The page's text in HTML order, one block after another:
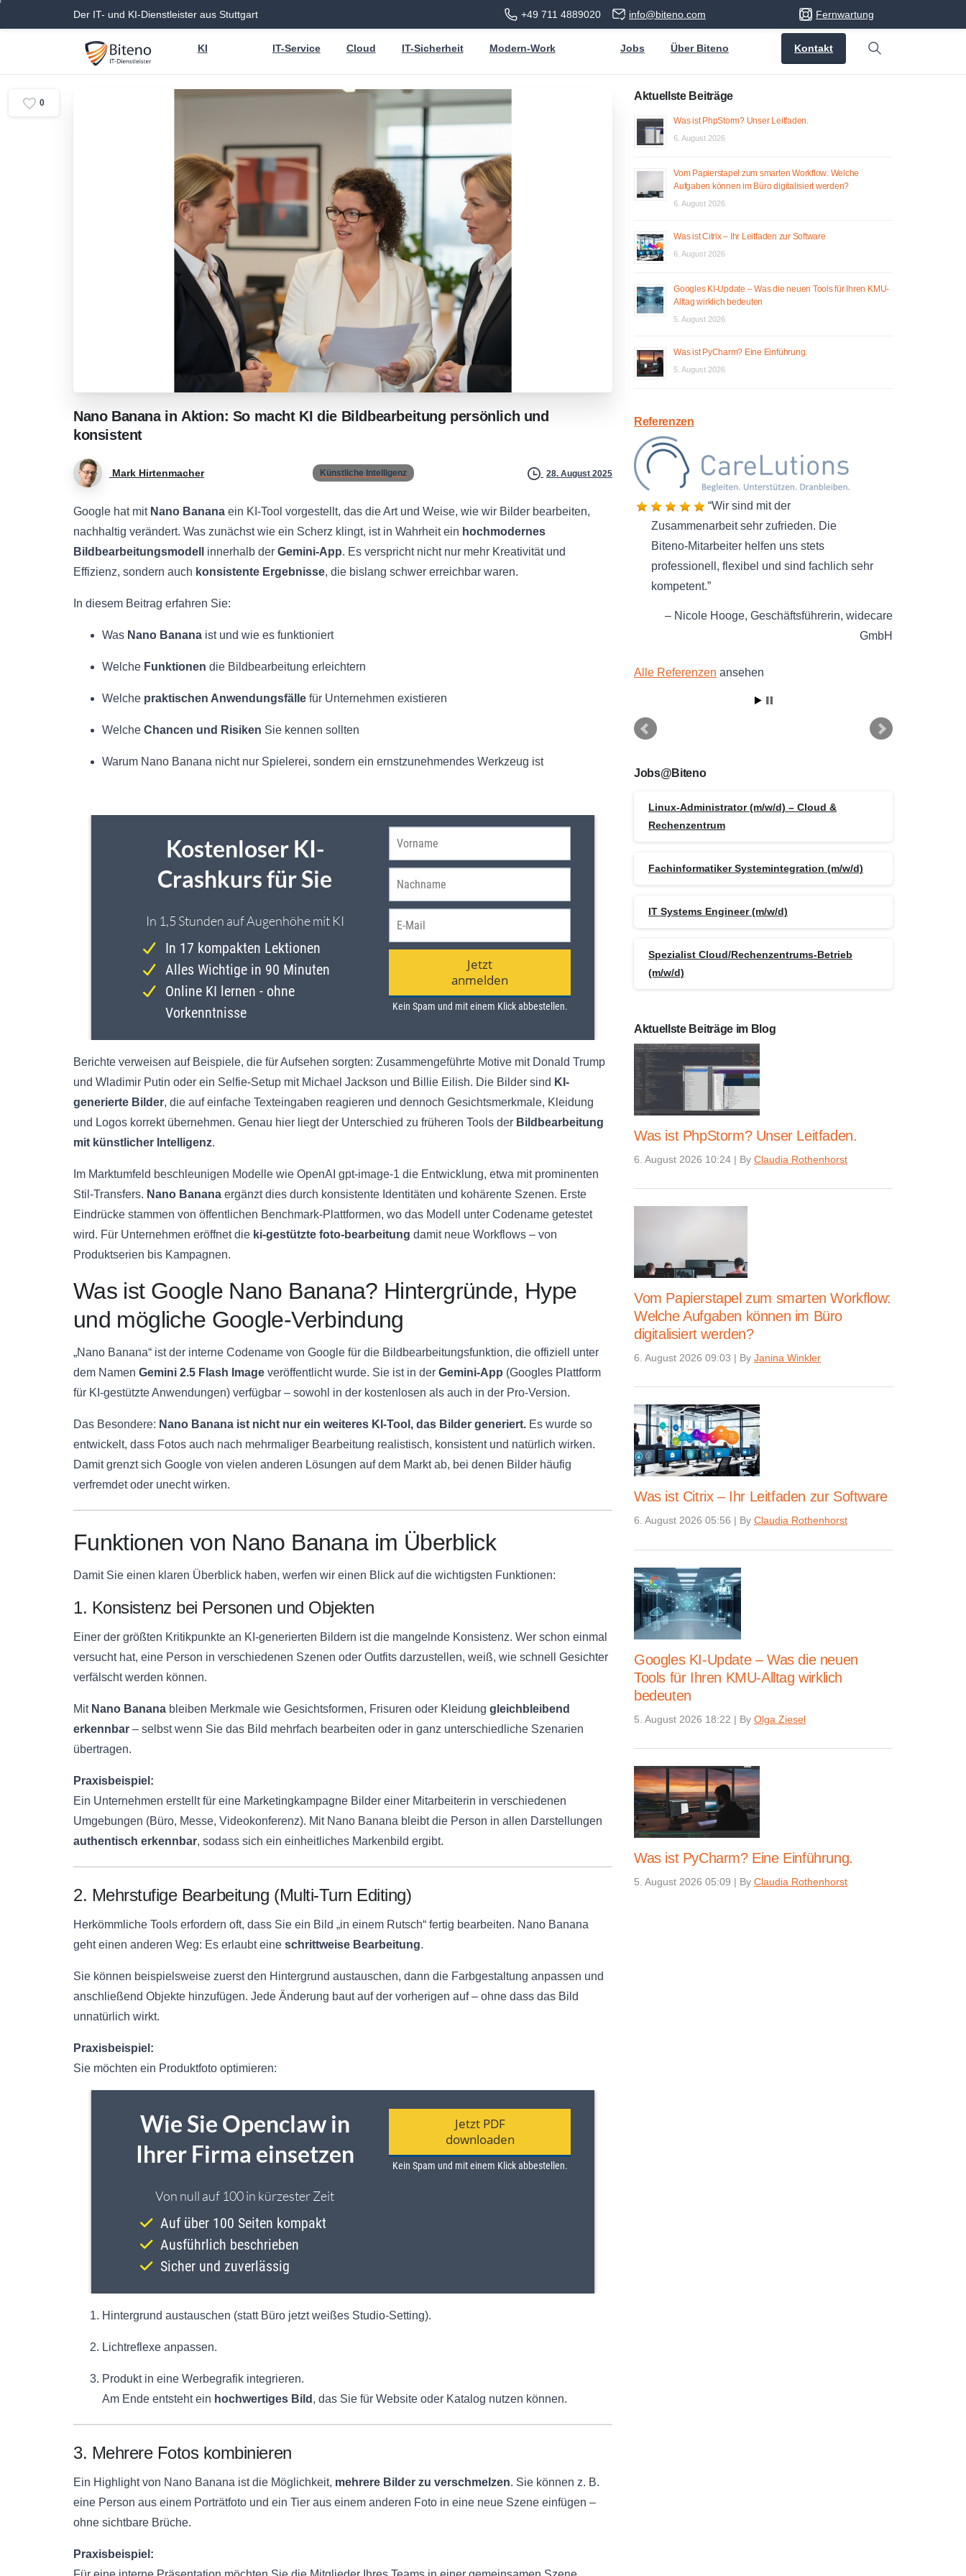
Der IT- und KI-Dienstleister aus Stuttgart +49 711 4889020 info@biteno.com Fernwartung
KI IT-Service Cloud IT-Sicherheit Modern-Work Jobs Über Biteno Kontakt
Search
Nano Banana in Aktion: So macht KI die Bildbearbeitung persönlich und
konsistent
Mark Hirtenmacher Künstliche Intelligenz 28. August 2025
Google hat mit Nano Banana ein KI-Tool vorgestellt, das die Art und Weise, wie wir Bilder bearbeiten,
nachhaltig verändert. Was zunächst wie ein Scherz klingt, ist in Wahrheit ein hochmodernes
Bildbearbeitungsmodell
innerhalb der Gemini-App. Es verspricht nicht nur mehr Kreativität und
Effizienz, sondern auch konsistente Ergebnisse, die bislang schwer erreichbar waren.
In diesem Beitrag erfahren Sie:
Was Nano Banana ist und wie es funktioniert
Welche Funktionen die Bildbearbeitung erleichtern
Welche praktischen Anwendungsfälle für Unternehmen existieren
Welche Chancen und Risiken Sie kennen sollten
Warum Nano Banana nicht nur Spielerei, sondern ein ernstzunehmendes Werkzeug ist
Berichte verweisen auf Beispiele, die für Aufsehen sorgten: Zusammengeführte Motive mit Donald Trump
und Wladimir Putin oder ein Selfie-Setup mit Michael Jackson und Billie Eilish. Die Bilder sind KI-
generierte Bilder, die auf einfache Texteingaben reagieren und dennoch Gesichtsmerkmale, Kleidung
und Logos korrekt übernehmen. Genau hier liegt der Unterschied zu früheren Tools der Bildbearbeitung
mit künstlicher Intelligenz.
Im Marktumfeld beschleunigen Modelle wie OpenAI gpt-image-1 die Entwicklung, etwa mit prominenten
Stil-Transfers. Nano Banana ergänzt dies durch konsistente Identitäten und kohärente Szenen. Erste
Eindrücke stammen von öffentlichen Benchmark-Plattformen, wo das Modell unter Codename getestet
wird. Für Unternehmen eröffnet die ki-gestützte foto-bearbeitung damit neue Workflows – von
Produktserien bis Kampagnen.
Was ist Google Nano Banana? Hintergründe, Hype
und mögliche Google-Verbindung
„Nano Banana“ ist der interne Codename von Google für die Bildbearbeitungsfunktion, die offiziell unter
dem Namen Gemini 2.5 Flash Image veröffentlicht wurde. Sie ist in der Gemini-App (Googles Plattform
für KI-gestützte Anwendungen) verfügbar – sowohl in der kostenlosen als auch in der Pro-Version.
Das Besondere: Nano Banana ist nicht nur ein weiteres KI-Tool, das Bilder generiert. Es wurde so
entwickelt, dass Fotos auch nach mehrmaliger Bearbeitung realistisch, konsistent und natürlich wirken.
Damit grenzt sich Google von vielen anderen Lösungen auf dem Markt ab, bei denen Bilder häufig
verfremdet oder unecht wirken.
Funktionen von Nano Banana im Überblick
Damit Sie einen klaren Überblick haben, werfen wir einen Blick auf die wichtigsten Funktionen:
1. Konsistenz bei Personen und Objekten
Einer der größten Kritikpunkte an KI-generierten Bildern ist die mangelnde Konsistenz. Wer schon einmal
versucht hat, eine Person in verschiedenen Szenen oder Outfits darzustellen, weiß, wie schnell Gesichter
verfälscht werden können.
Mit Nano Banana bleiben Merkmale wie Gesichtsformen, Frisuren oder Kleidung gleichbleibend
erkennbar – selbst wenn Sie das Bild mehrfach bearbeiten oder in ganz unterschiedliche Szenarien
übertragen.
Praxisbeispiel:
Ein Unternehmen erstellt für eine Marketingkampagne Bilder einer Mitarbeiterin in verschiedenen
Umgebungen (Büro, Messe, Videokonferenz). Mit Nano Banana bleibt die Person in allen Darstellungen
authentisch erkennbar, sodass sich ein einheitliches Markenbild ergibt.
2. Mehrstufige Bearbeitung (Multi-Turn Editing)
Herkömmliche Tools erfordern oft, dass Sie ein Bild „in einem Rutsch“ fertig bearbeiten. Nano Banana
geht einen anderen Weg: Es erlaubt eine schrittweise Bearbeitung.
Sie können beispielsweise zuerst den Hintergrund austauschen, dann die Farbgestaltung anpassen und
anschließend Objekte hinzufügen. Jede Änderung baut auf der vorherigen auf – ohne dass das Bild
unnatürlich wirkt.
Praxisbeispiel:
Sie möchten ein Produktfoto optimieren:
Hintergrund austauschen (statt Büro jetzt weißes Studio-Setting).
Lichtreflexe anpassen.
Produkt in eine Werbegrafik integrieren.
Am Ende entsteht ein hochwertiges Bild , das Sie für Website oder Katalog nutzen können.
3. Mehrere Fotos kombinieren
Ein Highlight von Nano Banana ist die Möglichkeit, mehrere Bilder zu verschmelzen. Sie können z. B.
eine Person aus einem Porträtfoto und ein Tier aus einem anderen Foto in eine neue Szene einfügen –
ohne sichtbare Brüche.
Praxisbeispiel:
0
Aktuellste Beiträge
Was ist PhpStorm? Unser Leitfaden.
6. August 2026
Vom Papierstapel zum smarten Workflow: Welche
Aufgaben können im Büro digitalisiert werden?
6. August 2026
Was ist Citrix – Ihr Leitfaden zur Software
6. August 2026
Googles KI-Update – Was die neuen Tools für Ihren KMU-
Alltag wirklich bedeuten
5. August 2026
Was ist PyCharm? Eine Einführung.
5. August 2026
Referenzen
Wir sind mit der
Zusammenarbeit sehr zufrieden. Die
Biteno-Mitarbeiter helfen uns stets
professionell, flexibel und sind fachlich sehr
kompetent.
Nicole Hooge Geschäftsführerin widecare
GmbH
Alle Referenzen ansehen
Jobs@Biteno
Linux-Administrator (m/w/d) – Cloud &
Rechenzentrum
Fachinformatiker Systemintegration (m/w/d)
IT Systems Engineer (m/w/d)
Spezialist Cloud/Rechenzentrums-Betrieb
(m/w/d)
Aktuellste Beiträge im Blog
Was ist PhpStorm? Unser Leitfaden.
6. August 2026 10:24 | By Claudia Rothenhorst
Vom Papierstapel zum smarten Workflow:
Welche Aufgaben können im Büro
digitalisiert werden?
6. August 2026 09:03 | By Janina Winkler
Was ist Citrix – Ihr Leitfaden zur Software
6. August 2026 05:56 | By Claudia Rothenhorst
Googles KI-Update – Was die neuen
Tools für Ihren KMU-Alltag wirklich
bedeuten
5. August 2026 18:22 | By Olga Ziesel
Was ist PyCharm? Eine Einführung.
5. August 2026 05:09 | By Claudia Rothenhorst